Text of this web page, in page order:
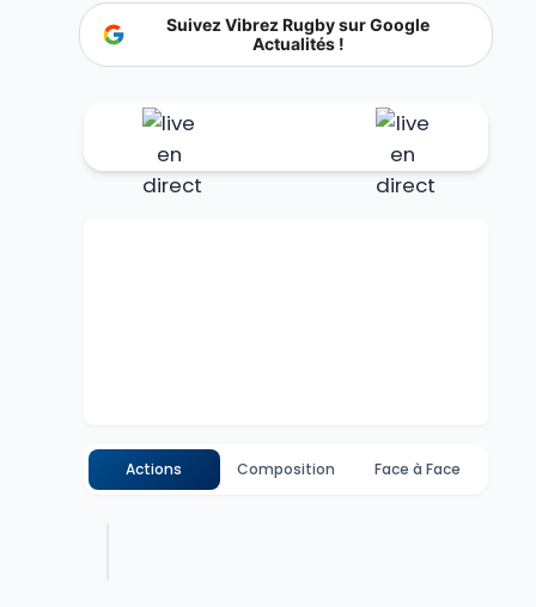
Suivez Vibrez Rugby sur Google
Actualités !
Actions Composition Face à Face